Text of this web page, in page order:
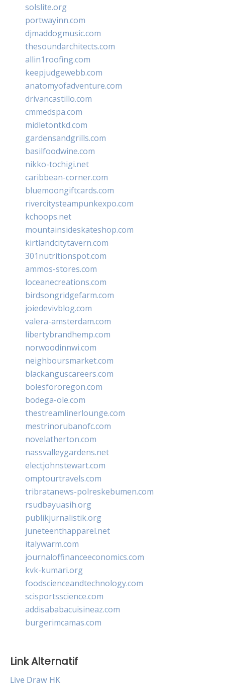
solslite.org
portwayinn.com
djmaddogmusic.com
thesoundarchitects.com
allin1roofing.com
keepjudgewebb.com
anatomyofadventure.com
drivancastillo.com
cmmedspa.com
midletontkd.com
gardensandgrills.com
basilfoodwine.com
nikko-tochigi.net
caribbean-corner.com
bluemoongiftcards.com
rivercitysteampunkexpo.com
kchoops.net
mountainsideskateshop.com
kirtlandcitytavern.com
301nutritionspot.com
ammos-stores.com
loceanecreations.com
birdsongridgefarm.com
joiedevivblog.com
valera-amsterdam.com
libertybrandhemp.com
norwoodinnwi.com
neighboursmarket.com
blackanguscareers.com
bolesfororegon.com
bodega-ole.com
thestreamlinerlounge.com
mestrinorubanofc.com
novelatherton.com
nassvalleygardens.net
electjohnstewart.com
omptourtravels.com
tribratanews-polreskebumen.com
rsudbayuasih.org
publikjurnalistik.org
juneteenthapparel.net
italywarm.com
journaloffinanceeconomics.com
kvk-kumari.org
foodscienceandtechnology.com
scisportsscience.com
addisababacuisineaz.com
burgerimcamas.com
Link Alternatif
Live Draw HK